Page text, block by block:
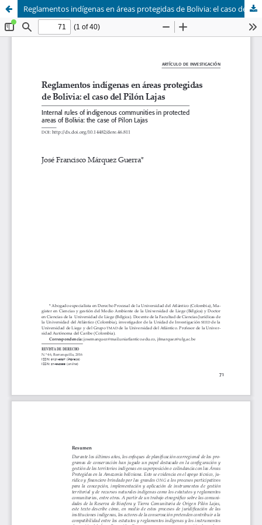
Reglamentos indígenas en áreas protegidas de Bolivia: el caso del Pilón Lajas